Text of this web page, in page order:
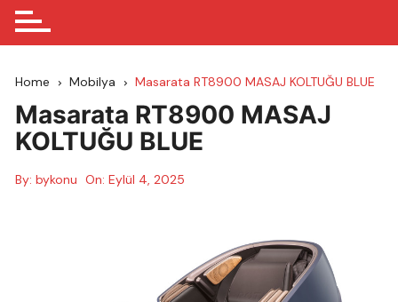
Home Mobilya Masarata RT8900 MASAJ KOLTUĞU BLUE
Masarata RT8900 MASAJ
KOLTUĞU BLUE
By: bykonu On:Eylül 4, 2025